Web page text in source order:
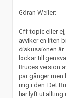
Göran Weiler:
Off-topic eller
avviker en liten
diskussionen är
lockar till
Bruces version
par gånger men
mig i den. Det
har lyft ut allting